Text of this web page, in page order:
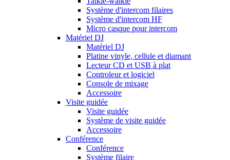
Système d'intercom filaires
Système d'intercom HF
Micro casque pour intercom
Matériel DJ
Matériel DJ
Platine vinyle, cellule et diamant
Lecteur CD et USB à plat
Controleur et logiciel
Console de mixage
Accessoire
Visite guidée
Visite guidée
Système de visite guidée
Accessoire
Conférence
Conférence
Système filaire